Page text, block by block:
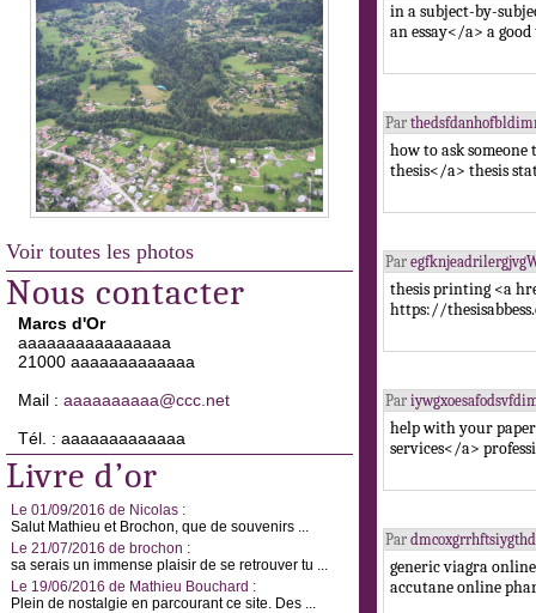
Voir toutes les photos
Nous contacter
Marcs d'Or
aaaaaaaaaaaaaaaa
21000 aaaaaaaaaaaaa
Mail : aaaaaaaaaa@ccc.net
Tél. : aaaaaaaaaaaaa
Livre d’or
Le 01/09/2016 de Nicolas :
Salut Mathieu et Brochon, que de souvenirs ...
Le 21/07/2016 de brochon :
sa serais un immense plaisir de se retrouver tu ...
Le 19/06/2016 de Mathieu Bouchard :
Plein de nostalgie en parcourant ce site. Des ...
in a subject-by-
an essay</a> a
Par
how to ask
thesis</a> thesis
Par
thesis printing <a
https://
Par
help with your
services</a>
Par
generic viagra
accutane online